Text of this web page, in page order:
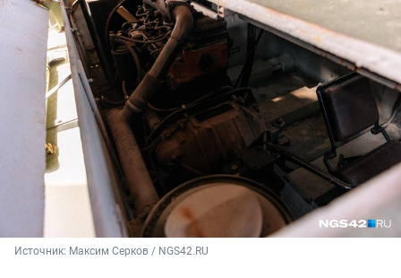
Источник: Максим Серков / NGS42.RU